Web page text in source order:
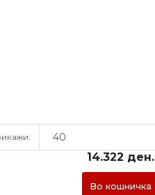
14.322 ден.
Во кошничка